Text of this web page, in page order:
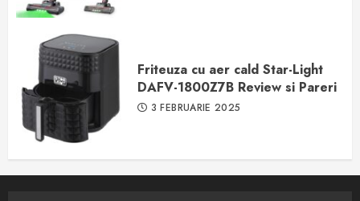
Friteuza cu aer cald Star-Light
DAFV-1800Z7B Review si Pareri
3 FEBRUARIE 2025